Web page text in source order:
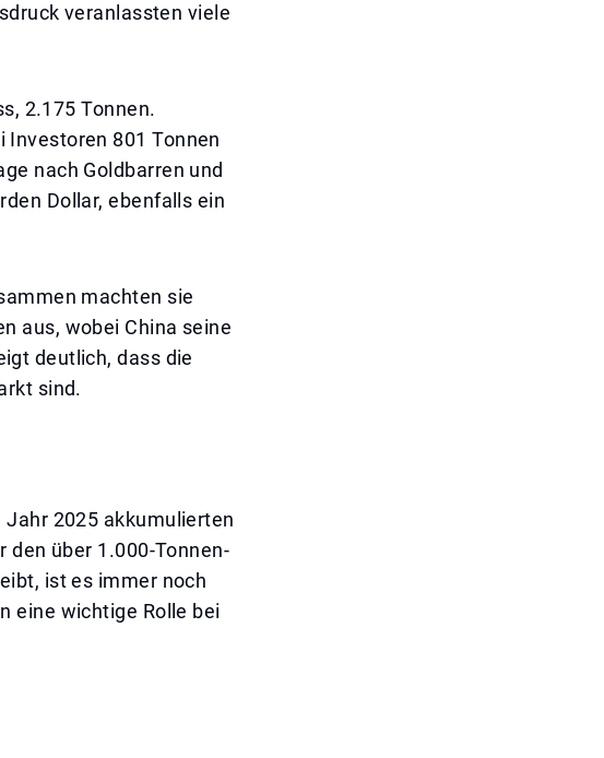
veranlassten viele
2.175 Tonnen.
Investoren 801 Tonnen
nach Goldbarren und
Dollar, ebenfalls ein
machten sie
aus, wobei China seine
deutlich, dass die
sind.
2025 akkumulierten
den über 1.000-Tonnen-
ist es immer noch
eine wichtige Rolle bei